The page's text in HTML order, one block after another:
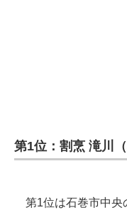
第1位：割烹 滝川
第1位は石巻市中央